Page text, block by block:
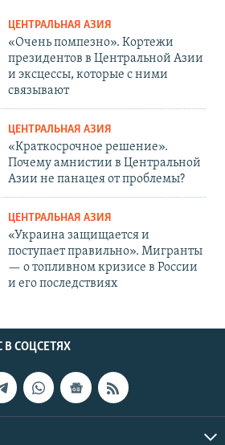
ЦЕНТРАЛЬНАЯ АЗИЯ
«Очень помпезно». Кортежи
президентов в Центральной Азии
и эксцессы, которые с ними
связывают
ЦЕНТРАЛЬНАЯ АЗИЯ
«Краткосрочное решение».
Почему амнистии в Центральной
Азии не панацея от проблемы?
ЦЕНТРАЛЬНАЯ АЗИЯ
«Украина защищается и
поступает правильно». Мигранты
— о топливном кризисе в России
и его последствиях
СОЦСЕТЯХ